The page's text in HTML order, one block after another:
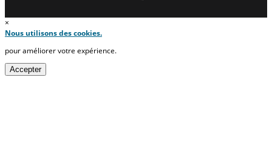
×
Nous utilisons des cookies.
pour améliorer votre expérience.
Accepter